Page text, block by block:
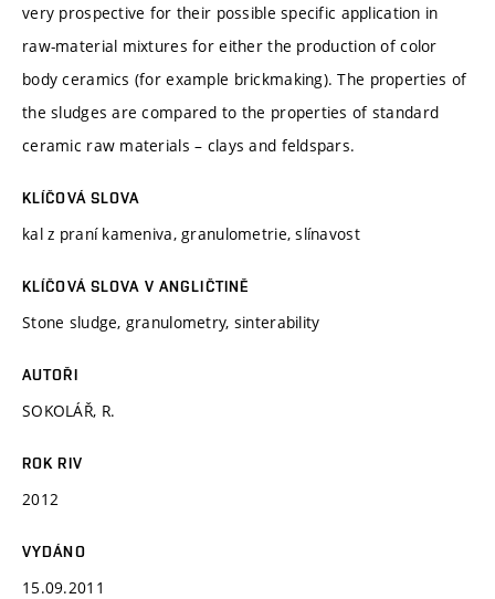
very prospective for their possible specific application in
raw-material mixtures for either the production of color
body ceramics (for example brickmaking). The properties of
the sludges are compared to the properties of standard
ceramic raw materials – clays and feldspars.
KLÍČOVÁ SLOVA
kal z praní kameniva, granulometrie, slínavost
KLÍČOVÁ SLOVA V ANGLIČTINĚ
Stone sludge, granulometry, sinterability
AUTOŘI
SOKOLÁŘ, R.
ROK RIV
2012
VYDÁNO
15.09.2011